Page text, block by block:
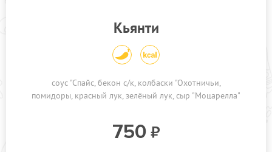
Кьянти
соус "Спайс бекон с/к колбаски "Охотничьи
помидоры красный лук зелёный лук сыр "Моцарелла"
750